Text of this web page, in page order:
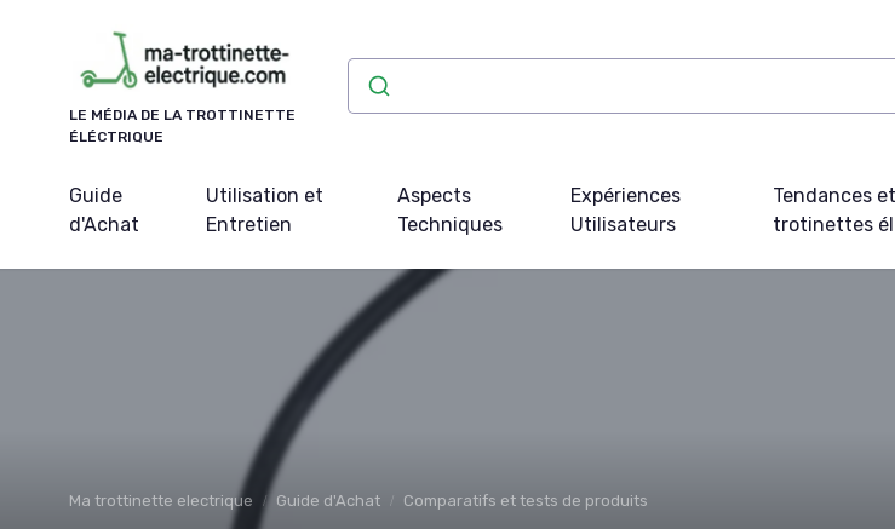
LE MÉDIA DE LA TROTTINETTE
ÉLÉCTRIQUE
Guide
d'Achat
Utilisation et
Entretien
Aspects
Techniques
Expériences
Utilisateurs
Tendances
trotinettes
Ma trottinette electrique Guide d'Achat Comparatifs et tests de produits